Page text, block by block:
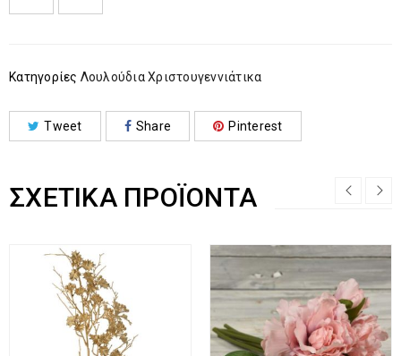
Κατηγορίες Λουλούδια Χριστουγεννιάτικα
Tweet Share Pinterest
ΣΧΕΤΙΚΆ ΠΡΟΪΌΝΤΑ